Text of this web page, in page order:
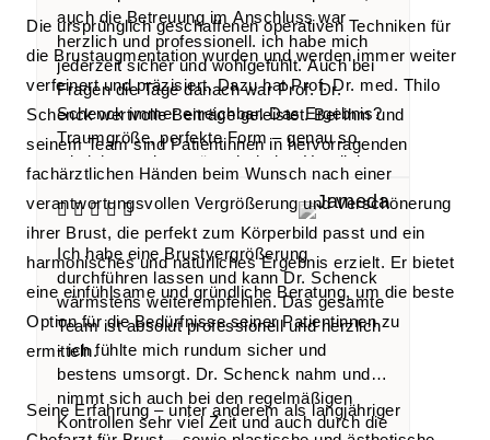
auch die Betreuung im Anschluss war
herzlich und professionell. ich habe mich
jederzeit sicher und wohlgefühlt. Auch bei
Fragen die Tage danach war Prof. Dr.
Schenck immer erreichbar. Das Ergebnis?
Traumgröße, perfekte Form – genau so,
wie ich es mir gewünscht habe. Herzlichen
Dank, Prof. Dr. Schenck!
Ich habe eine Brustvergrößerung
durchführen lassen und kann Dr. Schenck
wärmstens weiterempfehlen. Das gesamte
Team ist absolut professionell und herzlich
- ich fühlte mich rundum sicher und
bestens umsorgt. Dr. Schenck nahm und
nimmt sich auch bei den regelmäßigen
Kontrollen sehr viel Zeit und auch durch die
Die ursprünglich geschaffenen operativen Techniken für
die Brustaugmentation wurden und werden immer weiter
verfeinert und präzisiert. Dazu hat Prof. Dr. med. Thilo
Schenck wertvolle Beiträge geleistet. Bei ihm und
seinem Team sind Patientinnen in hervorragenden
fachärztlichen Händen beim Wunsch nach einer
verantwortungsvollen Vergrößerung und Verschönerung
ihrer Brust, die perfekt zum Körperbild passt und ein
harmonisches und natürliches Ergebnis erzielt. Er bietet
eine einfühlsame und gründliche Beratung, um die beste
Option für die Bedürfnisse seiner Patientinnen zu
ermitteln.
Seine Erfahrung – unter anderem als langjähriger